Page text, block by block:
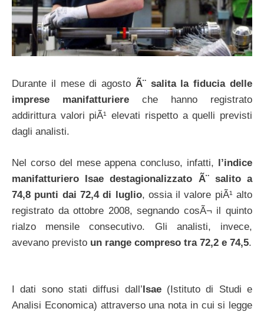
Durante il mese di agosto Ã¨ salita la fiducia delle
imprese manifatturiere che hanno registrato
addirittura valori piÃ¹ elevati rispetto a quelli previsti
dagli analisti.
Nel corso del mese appena concluso, infatti, l’indice
manifatturiero Isae destagionalizzato Ã¨ salito a
74,8 punti dai 72,4 di luglio, ossia il valore piÃ¹ alto
registrato da ottobre 2008, segnando cosÃ¬ il quinto
rialzo mensile consecutivo. Gli analisti, invece,
avevano previsto un range compreso tra 72,2 e 74,5.
I dati sono stati diffusi dall’Isae(Istituto di Studi e
Analisi Economica) attraverso una nota in cui si legge